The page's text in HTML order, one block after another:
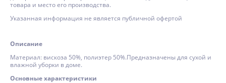
товара и место его производства.
Указанная информация не является публичной офертой
Описание
Материал: вискоза 50%, полиэтер 50%.Предназначены для сухой и
влажной уборки в доме.
Основные характеристики